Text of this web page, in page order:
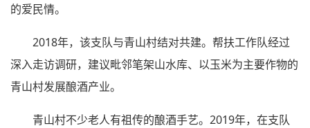
的爱民情。
2018年，该支队与青山村结对共建。帮扶工作队经过
深入走访调研，建议毗邻笔架山水库、以玉米为主要作物的
青山村发展酿酒产业。
青山村不少老人有祖传的酿酒手艺。2019年，在支队